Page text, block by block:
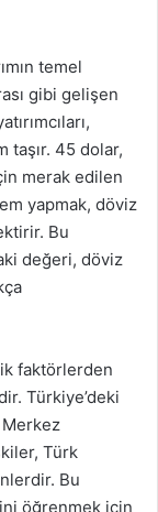
temel
gibi gelişen
taşır. 45 dolar,
merak edilen
yapmak, döviz
Bu
değeri, döviz
faktörlerden
Türkiye’deki
Türk
Bu
öğrenmek için